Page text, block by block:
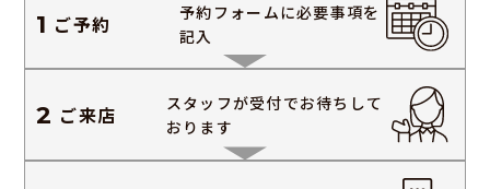
1 ご予約 予約フォームに必要事項を
記入
2 ご来店 スタッフが受付でお待ちして
おります